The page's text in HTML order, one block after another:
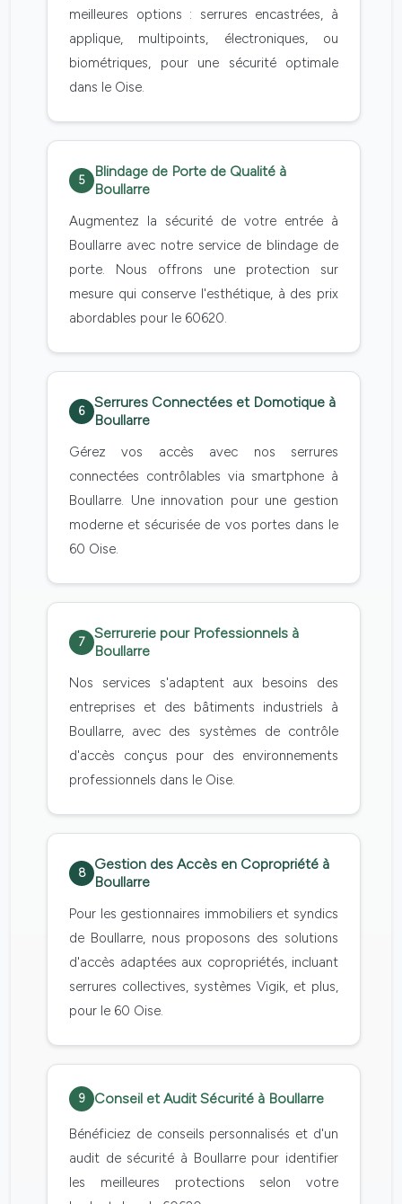
meilleures options : serrures encastrées, à
applique, multipoints, électroniques, ou
biométriques, pour une sécurité optimale
dans le Oise.
5
Blindage de Porte de Qualité à
Boullarre
Augmentez la sécurité de votre entrée à
Boullarre avec notre service de blindage de
porte. Nous offrons une protection sur
mesure qui conserve l'esthétique, à des prix
abordables pour le 60620.
6
Serrures Connectées et Domotique à
Boullarre
Gérez vos accès avec nos serrures
connectées contrôlables via smartphone à
Boullarre. Une innovation pour une gestion
moderne et sécurisée de vos portes dans le
60 Oise.
7
Serrurerie pour Professionnels à
Boullarre
Nos services s'adaptent aux besoins des
entreprises et des bâtiments industriels à
Boullarre, avec des systèmes de contrôle
d'accès conçus pour des environnements
professionnels dans le Oise.
8
Gestion des Accès en Copropriété à
Boullarre
Pour les gestionnaires immobiliers et syndics
de Boullarre, nous proposons des solutions
d'accès adaptées aux copropriétés, incluant
serrures collectives, systèmes Vigik, et plus,
pour le 60 Oise.
9 Conseil et Audit Sécurité à Boullarre
Bénéficiez de conseils personnalisés et d'un
audit de sécurité à Boullarre pour identifier
les meilleures protections selon votre